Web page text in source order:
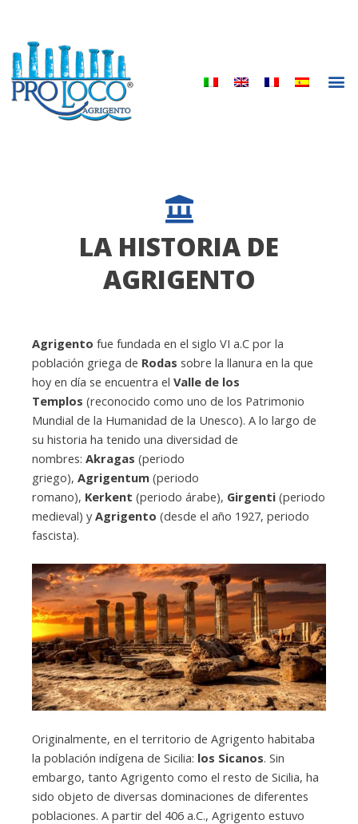
contenido
LA HISTORIA DE
AGRIGENTO
Agrigento fue fundada en el siglo VI a.C por la
población griega de Rodas sobre la llanura en la que
hoy en día se encuentra el Valle de los
Templos (reconocido como uno de los Patrimonio
Mundial de la Humanidad de la Unesco). A lo largo de
su historia ha tenido una diversidad de
nombres: Akragas (periodo
griego), Agrigentum (periodo
romano), Kerkent (periodo árabe), Girgenti (periodo
medieval) yAgrigento (desde el año 1927, periodo
fascista).
Originalmente, en el territorio de Agrigento habitaba
la población indígena de Sicilia: los Sicanos. Sin
embargo, tanto Agrigento como el resto de Sicilia, ha
sido objeto de diversas dominaciones de diferentes
poblaciones. A partir del 406 a.C., Agrigento estuvo